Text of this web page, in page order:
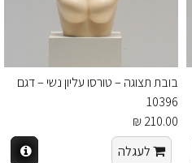
בובת תצוגה – טורסו עליון נשי – דגם
10396
210.00 ₪
לעגלה